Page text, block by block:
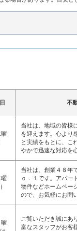
不
当社は、地域の皆様
を迎えます。心より
と実績をもとに、こ
やかで迅速な対応を
当社は、創業４８年
ｏ．１です。アパー
物件などホームペー
ので、お気軽にお問
ご覧いただき誠にあ
富なスタッフがお客